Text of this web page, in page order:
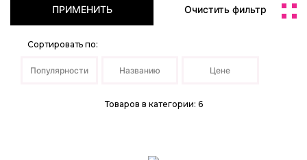
ПРИМЕНИТЬ Очистить фильтр
Сортировать по:
Популярности Названию Цене
Товаров в категории: 6